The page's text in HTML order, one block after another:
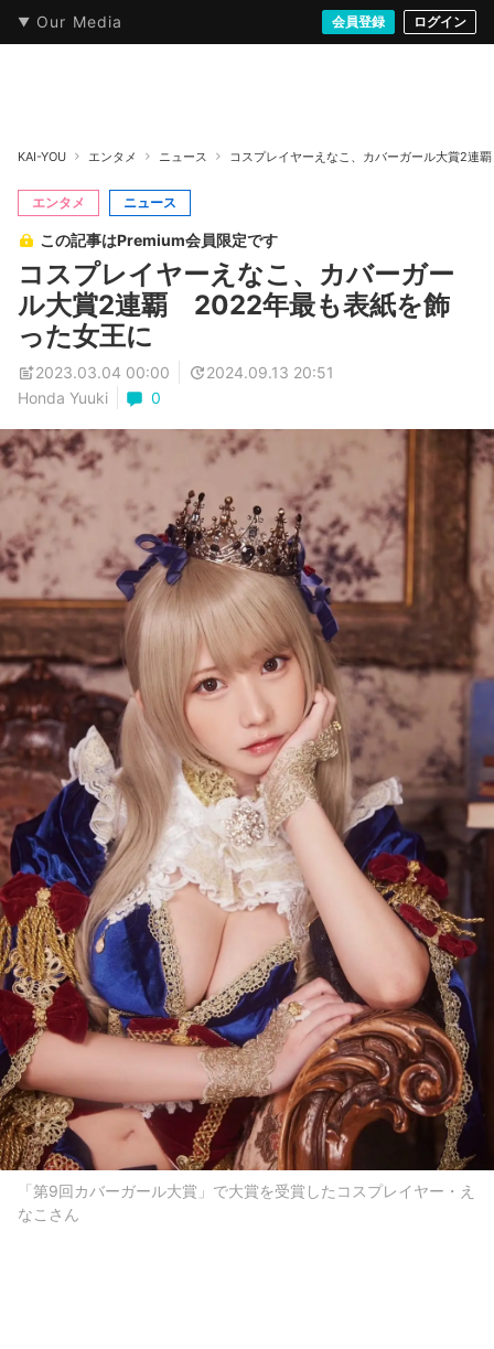
Our Media 会員登録 ログイン
本・文芸 情報化社会 音楽・映像 ゲームストリート
KAI-YOU エンタメ ニュース コスプレイヤーえなこ、カバーガール大賞2連
エンタメ ニュース
この記事はPremium会員限定です
コスプレイヤーえなこ、カバーガー
ル大賞2連覇 2022年最も表紙を飾
った女王に
2023.03.04 00:00
2024.09.13 20:51
Honda Yuuki
0
「第9回カバーガール大賞」で大賞を受賞したコスプレイヤー・え
なこさん